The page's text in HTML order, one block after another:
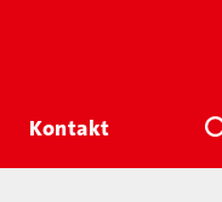
Kontakt